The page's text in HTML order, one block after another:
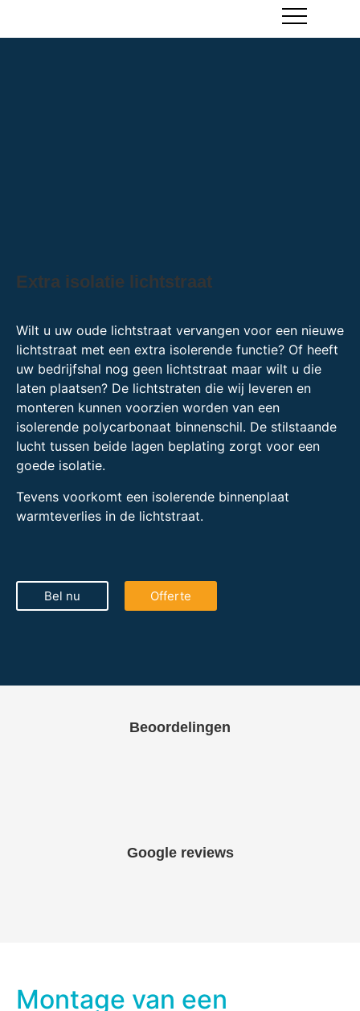
Extra isolatie lichtstraat
Wilt u uw oude lichtstraat vervangen voor een nieuwe
lichtstraat met een extra isolerende functie? Of heeft
uw bedrijfshal nog geen lichtstraat maar wilt u die
laten plaatsen? De lichtstraten die wij leveren en
monteren kunnen voorzien worden van een
isolerende polycarbonaat binnenschil. De stilstaande
lucht tussen beide lagen beplating zorgt voor een
goede isolatie.
Tevens voorkomt een isolerende binnenplaat
warmteverlies in de lichtstraat.
Bel nu Offerte
Beoordelingen
Google reviews
Montage van een